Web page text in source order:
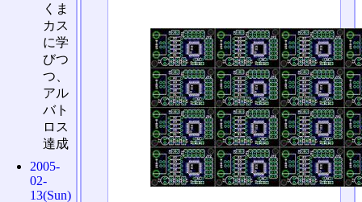
くま
カス
に学
びつ
つ、
アル
バト
ロス
達成
2005-
02-
13(Sun)